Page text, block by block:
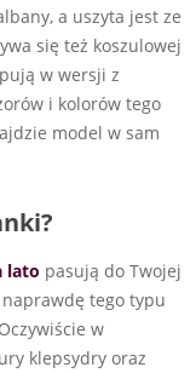
a uszyta jest ze
się też koszulowej
w wersji z
i kolorów tego
model w sam
lato pasują do Twojej
tego typu
w
klepsydry oraz